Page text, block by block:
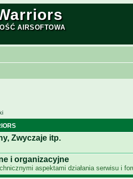
AIRSOFTOWA
Zwyczaje itp.
i organizacyjne
aspektami działania serwisu i